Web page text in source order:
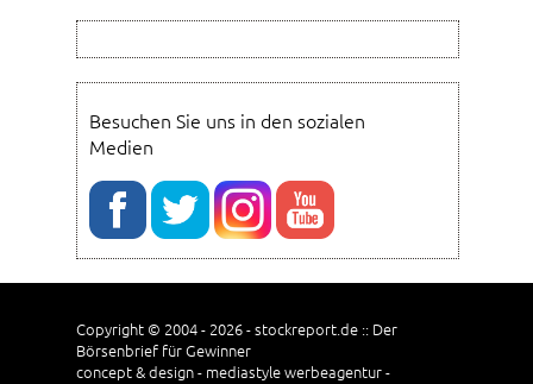
Besuchen Sie uns in den sozialen
Medien
Copyright © 2004 - 2026 - stockreport.de :: Der
Börsenbrief für Gewinner
concept & design - mediastyle werbeagentur -